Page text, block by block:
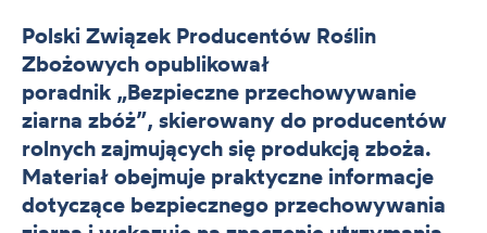
Polski Związek Producentów Roślin
Zbożowych opublikował
poradnik „Bezpieczne przechowywanie
ziarna zbóż”, skierowany do producentów
rolnych zajmujących się produkcją zboża.
Materiał obejmuje praktyczne informacje
dotyczące bezpiecznego przechowywania